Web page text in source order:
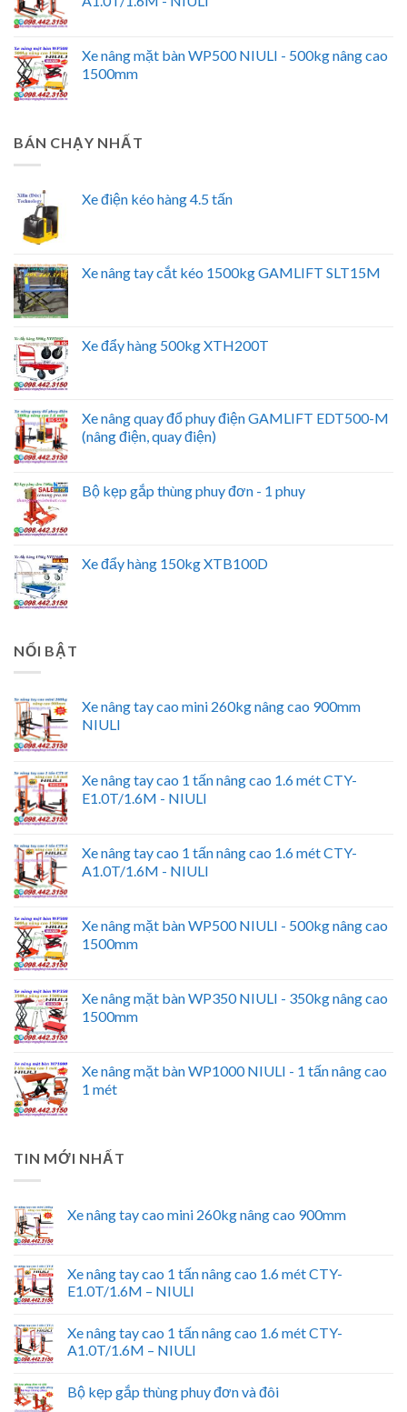
Xe nâng mặt bàn WP500 NIULI - 500kg nâng cao
1500mm
BÁN CHẠY NHẤT
Xe điện kéo hàng 4.5 tấn
Xe nâng tay cắt kéo 1500kg GAMLIFT SLT15M
Xe đẩy hàng 500kg XTH200T
Xe nâng quay đổ phuy điện GAMLIFT EDT500-M
(nâng điện, quay điện)
Bộ kẹp gắp thùng phuy đơn - 1 phuy
Xe đẩy hàng 150kg XTB100D
NỔI BẬT
Xe nâng tay cao mini 260kg nâng cao 900mm
NIULI
Xe nâng tay cao 1 tấn nâng cao 1.6 mét CTY-
E1.0T/1.6M - NIULI
Xe nâng tay cao 1 tấn nâng cao 1.6 mét CTY-
A1.0T/1.6M - NIULI
Xe nâng mặt bàn WP500 NIULI - 500kg nâng cao
1500mm
Xe nâng mặt bàn WP350 NIULI - 350kg nâng cao
1500mm
Xe nâng mặt bàn WP1000 NIULI - 1 tấn nâng cao
1 mét
TIN MỚI NHẤT
Xe nâng tay cao mini 260kg nâng cao 900mm
Xe nâng tay cao 1 tấn nâng cao 1.6 mét CTY-
E1.0T/1.6M – NIULI
Xe nâng tay cao 1 tấn nâng cao 1.6 mét CTY-
A1.0T/1.6M – NIULI
Bộ kẹp gắp thùng phuy đơn và đôi